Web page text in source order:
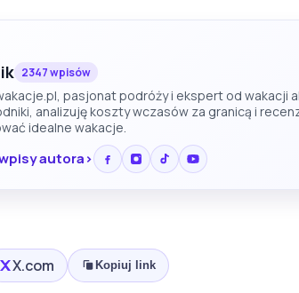
2347 wpisów
pasjonat podróży i ekspert od wakacji
analizuję koszty wczasów za granicą i
idealne wakacje.
autora
X.com Kopiuj link